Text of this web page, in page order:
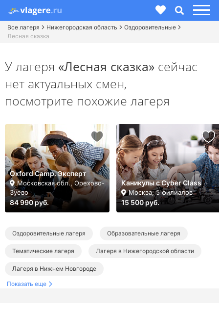
Все лагеря Нижегородская область
Оздоровительные
Лесная сказка
У лагеря «Лесная сказка» сейчас
нет актуальных смен,
посмотрите похожие лагеря
Oxford Camp. Эксперт
Московская обл., Орехово-
Зуево
84 990 руб.
Каникулы с Cyber Class
Москва, 5 филиалов
15 500 руб.
Оздоровительные лагеря Образовательные лагеря
Тематические лагеря Лагеря в Нижегородской области
Лагеря в Нижнем Новгороде
Показать еще